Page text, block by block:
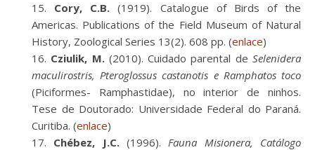
Cory, C.B. (1919). Catalogue of Birds of the
Americas. Publications of the Field Museum of Natural
History, Zoological Series 13(2). 608 pp. (enlace)
Cziulik, M.(2010). Cuidado parental deSelenidera
maculirostris, Pteroglossus castanotis e Ramphatos toco
(Piciformes- Ramphastidae), no interior de ninhos.
Tese de Doutorado: Universidade Federal do Paraná.
Curitiba. (enlace)
Chébez, J.C.(1996).Fauna Misionera, Catálogo